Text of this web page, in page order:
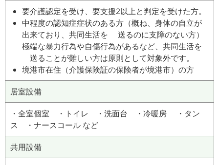
要介護認定を受け、要支援2以上と判定を受けた方。
中程度の認知症症状のある方（概ね、身体の自立が
出来ており、共同生活を 送るのに支障のない方）
極端な暴力行為や自傷行為があるなど、共同生活を
送ることが難しい方は原則として対象外です。
境港市在住（介護保険証の保険者が境港市）の方
居室設備
・全室個室 ・トイレ ・洗面台 ・冷暖房 ・タン
ス ・ナースコール など
共用設備